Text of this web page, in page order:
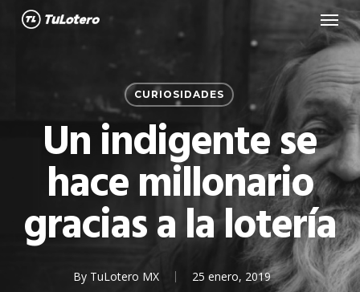
Skip
Menu
CURIOSIDADES
Un indigente se
hace millonario
gracias a la lotería
By TuLotero MX 25 enero, 2019